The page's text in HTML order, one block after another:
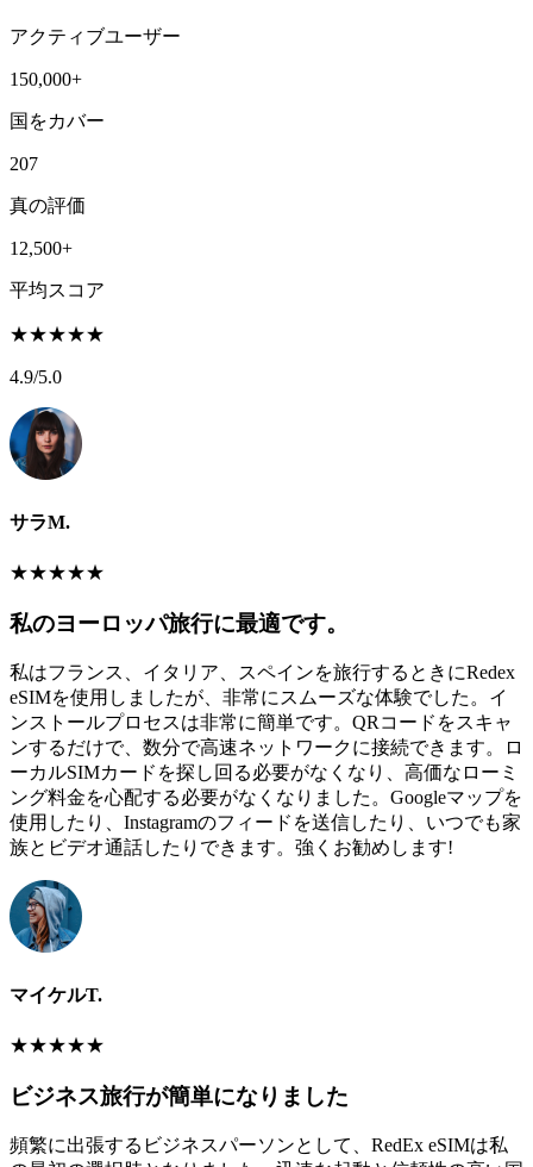
アクティブユーザー
150,000+
国をカバー
207
真の評価
12,500+
平均スコア
★★★★★
4.9/5.0
サラM.
★★★★★
私のヨーロッパ旅行に最適です。
私はフランス、イタリア、スペインを旅行するときにRedex
eSIMを使用しましたが、非常にスムーズな体験でした。イ
ンストールプロセスは非常に簡単です。QRコードをスキャ
ンするだけで、数分で高速ネットワークに接続できます。ロ
ーカルSIMカードを探し回る必要がなくなり、高価なローミ
ング料金を心配する必要がなくなりました。Googleマップを
使用したり、Instagramのフィードを送信したり、いつでも家
族とビデオ通話したりできます。強くお勧めします!
マイケルT.
★★★★★
ビジネス旅行が簡単になりました
頻繁に出張するビジネスパーソンとして、RedEx eSIMは私